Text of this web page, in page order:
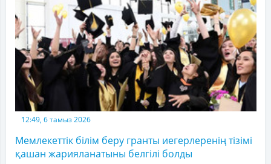
12:49, 6 тамыз 2026
Мемлекеттік білім беру гранты иегерлеренің тізімі
қашан жарияланатыны белгілі болды